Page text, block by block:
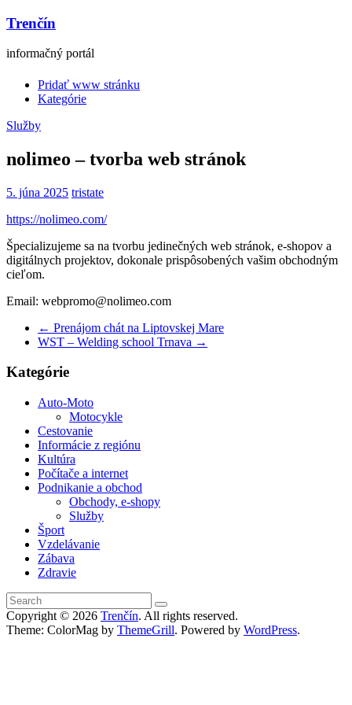
Trenčín
informačný portál
Pridať www stránku
Kategórie
Služby
nolimeo – tvorba web stránok
5. júna 2025 tristate
https://nolimeo.com/
Špecializujeme sa na tvorbu jedinečných web stránok, e-shopov a
digitálnych projektov, dokonale prispôsobených vašim obchodným
cieľom.
Email: webpromo@nolimeo.com
← Prenájom chát na Liptovskej Mare
WST – Welding school Trnava →
Kategórie
Auto-Moto
Motocykle
Cestovanie
Informácie z regiónu
Kultúra
Počítače a internet
Podnikanie a obchod
Obchody, e-shopy
Služby
Šport
Vzdelávanie
Zábava
Zdravie
Copyright © 2026 Trenčín. All rights reserved.
Theme: ColorMag by ThemeGrill. Powered by WordPress.